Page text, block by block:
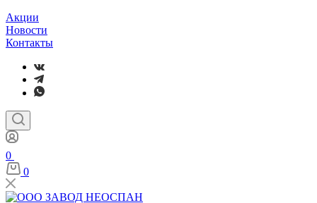
Акции
Новости
Контакты
0
0